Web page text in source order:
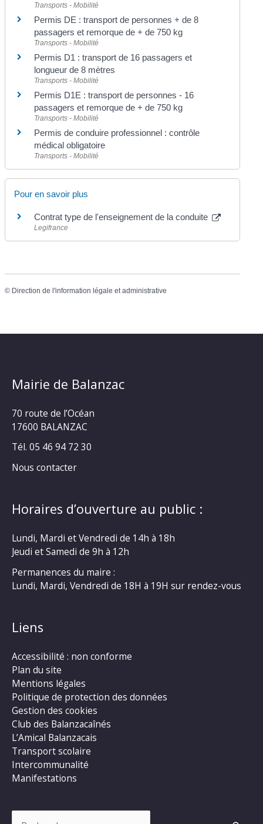
Transports - Mobilité
Permis DE : transport de personnes + de 8
passagers et remorque de + de 750 kg
Transports - Mobilité
Permis D1 : transport de 16 passagers et
longueur de 8 mètres
Transports - Mobilité
Permis D1E : transport de personnes - 16
passagers et remorque de + de 750 kg
Transports - Mobilité
Permis de conduire professionnel : contrôle
médical obligatoire
Transports - Mobilité
Pour en savoir plus
Contrat type de l'enseignement de la conduite
Legifrance
© Direction de l'information légale et administrative
Mairie de Balanzac
70 route de l’Océan
17600 BALANZAC
Tél. 05 46 94 72 30
Nous contacter
Horaires d’ouverture au public :
Lundi, Mardi et Vendredi de 14h à 18h
Jeudi et Samedi de 9h à 12h
Permanences du maire :
Lundi, Mardi, Vendredi de 18H à 19H sur rendez-vous
Liens
Accessibilité : non conforme
Plan du site
Mentions légales
Politique de protection des données
Gestion des cookies
Club des Balanzacaînés
L’Amical Balanzacais
Transport scolaire
Intercommunalité
Manifestations